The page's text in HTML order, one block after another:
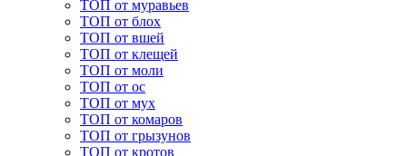
ТОП от муравьев
ТОП от блох
ТОП от вшей
ТОП от клещей
ТОП от моли
ТОП от ос
ТОП от мух
ТОП от комаров
ТОП от грызунов
ТОП от кротов